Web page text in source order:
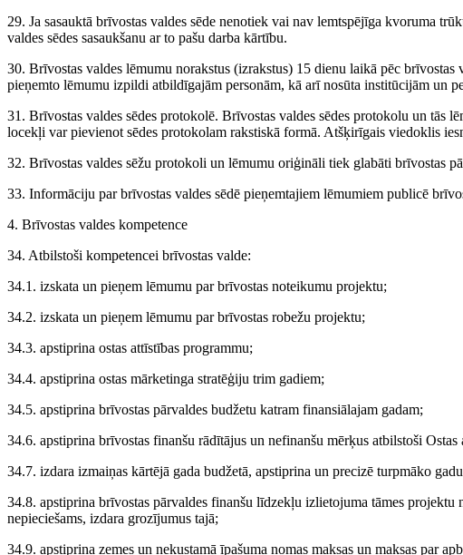
29. Ja sasauktā brīvostas valdes sēde nenotiek vai nav lemtspējīga kvoruma
valdes sēdes sasaukšanu ar to pašu darba kārtību.
30. Brīvostas valdes lēmumu norakstus (izrakstus) 15 dienu laikā pēc
pieņemto lēmumu izpildi atbildīgajām personām, kā arī nosūta institūcijām un
31. Brīvostas valdes sēdes protokolē. Brīvostas valdes sēdes protokolu un tās
locekļi var pievienot sēdes protokolam rakstiskā formā. Atšķirīgais viedoklis
32. Brīvostas valdes sēžu protokoli un lēmumu oriģināli tiek glabāti brīvostas
33. Informāciju par brīvostas valdes sēdē pieņemtajiem lēmumiem publicē
4. Brīvostas valdes kompetence
34. Atbilstoši kompetencei brīvostas valde:
34.1. izskata un pieņem lēmumu par brīvostas noteikumu projektu;
34.2. izskata un pieņem lēmumu par brīvostas robežu projektu;
34.3. apstiprina ostas attīstības programmu;
34.4. apstiprina ostas mārketinga stratēģiju trim gadiem;
34.5. apstiprina brīvostas pārvaldes budžetu katram finansiālajam gadam;
34.6. apstiprina brīvostas finanšu rādītājus un nefinanšu mērķus atbilstoši
34.7. izdara izmaiņas kārtējā gada budžetā, apstiprina un precizē turpmāko
34.8. apstiprina brīvostas pārvaldes finanšu līdzekļu izlietojuma tāmes
nepieciešams, izdara grozījumus tajā;
34.9. apstiprina zemes un nekustamā īpašuma nomas maksas un maksas par